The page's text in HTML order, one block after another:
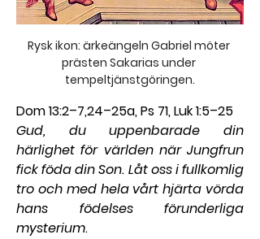
Rysk ikon: ärkeängeln Gabriel möter
prästen Sakarias under
tempeltjänstgöringen.
Dom 13:2–7,24–25a, Ps 71, Luk 1:5–25
Gud, du uppenbarade din
härlighet för världen när Jungfrun
fick föda din Son. Låt oss i fullkomlig
tro och med hela vårt hjärta vörda
hans födelses förunderliga
mysterium.